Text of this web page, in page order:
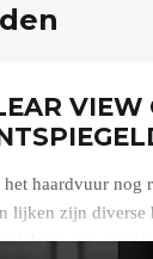
VIEW
het haardvuur nog
lijken zijn diverse
met